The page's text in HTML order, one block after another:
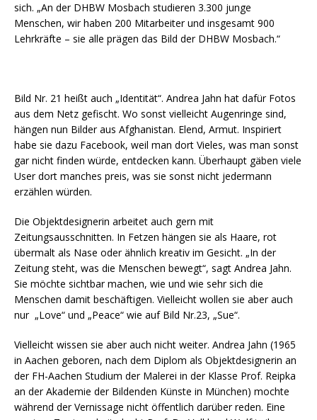
sich. „An der DHBW Mosbach studieren 3.300 junge
Menschen, wir haben 200 Mitarbeiter und insgesamt 900
Lehrkräfte – sie alle prägen das Bild der DHBW Mosbach.“
Bild Nr. 21 heißt auch „Identität“. Andrea Jahn hat dafür Fotos
aus dem Netz gefischt. Wo sonst vielleicht Augenringe sind,
hängen nun Bilder aus Afghanistan. Elend, Armut. Inspiriert
habe sie dazu Facebook, weil man dort Vieles, was man sonst
gar nicht finden würde, entdecken kann. Überhaupt gäben viele
User dort manches preis, was sie sonst nicht jedermann
erzählen würden.
Die Objektdesignerin arbeitet auch gern mit
Zeitungsausschnitten. In Fetzen hängen sie als Haare, rot
übermalt als Nase oder ähnlich kreativ im Gesicht. „In der
Zeitung steht, was die Menschen bewegt“, sagt Andrea Jahn.
Sie möchte sichtbar machen, wie und wie sehr sich die
Menschen damit beschäftigen. Vielleicht wollen sie aber auch
nur „Love“ und „Peace“ wie auf Bild Nr.23, „Sue“.
Vielleicht wissen sie aber auch nicht weiter. Andrea Jahn (1965
in Aachen geboren, nach dem Diplom als Objektdesignerin an
der FH-Aachen Studium der Malerei in der Klasse Prof. Reipka
an der Akademie der Bildenden Künste in München) mochte
während der Vernissage nicht öffentlich darüber reden. Eine